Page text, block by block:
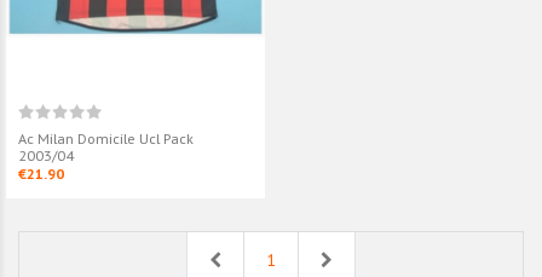
Ac Milan Domicile Ucl Pack
2003/04
€21.90
Previous1